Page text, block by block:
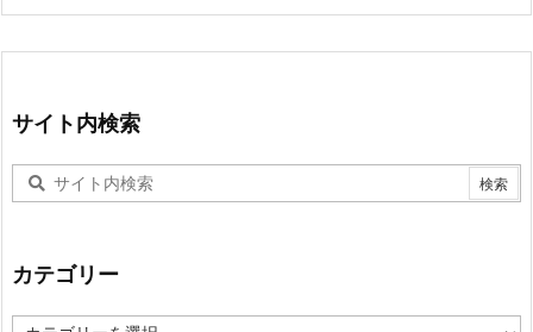
サイト内検索
カテゴリー